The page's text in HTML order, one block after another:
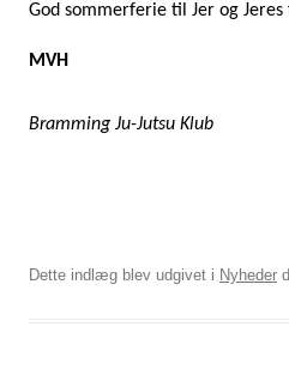
God sommerferie til Jer og
MVH
Bramming Ju-Jutsu Klub
Dette indlæg blev udgivet i Nyheder